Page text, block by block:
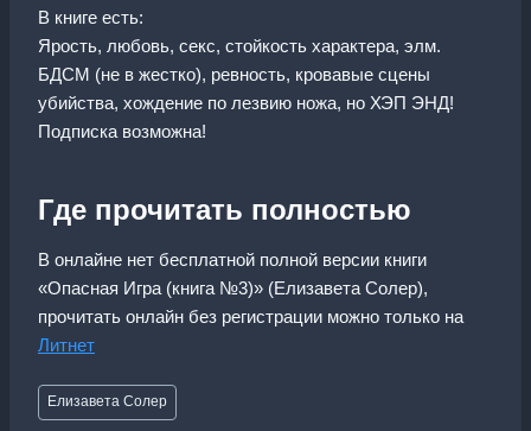
В книге есть:
Ярость, любовь, секс, стойкость характера, элм.
БДСМ (не в жестко), ревность, кровавые сцены
убийства, хождение по лезвию ножа, но ХЭП ЭНД!
Подписка возможна!
Где прочитать полностью
В онлайне нет бесплатной полной версии книги
«Опасная Игра (книга №3)» (Елизавета Солер),
прочитать онлайн без регистрации можно только на
Литнет
Метки
записи:
Елизавета Солер